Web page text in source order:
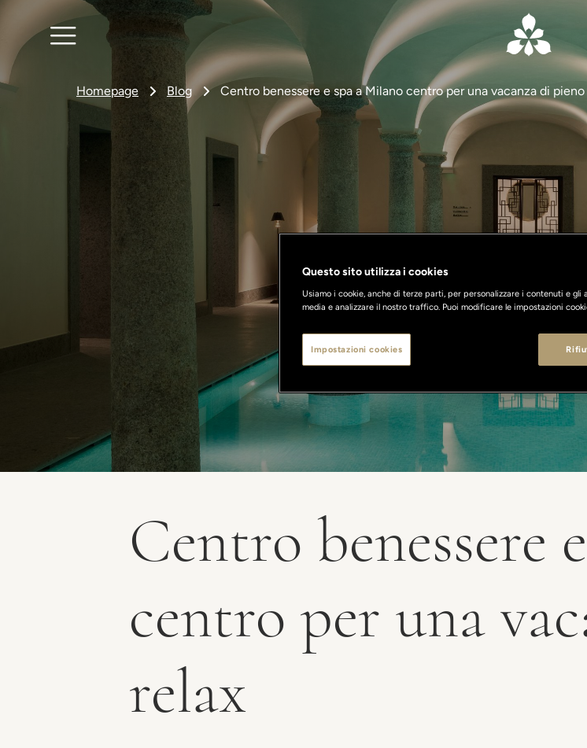
Homepage Blog Centro benessere e spa a Milano centro per una vacanza di
Centro benessere
centro per una
relax
Questo sito utilizza i cookies
Usiamo i cookie, anche di terze parti, per personalizzare i contenuti e
media e analizzare il nostro traffico. Puoi modificare le impostazioni
Impostazioni cookies